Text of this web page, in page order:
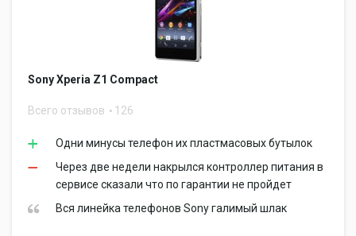
Sony Xperia Z1 Compact
Всего отзывов 126
Одни минусы телефон их пластмасовых бутылок
Через две недели накрылся контроллер питания в
сервисе сказали что по гарантии не пройдет
Вся линейка телефонов Sony галимый шлак